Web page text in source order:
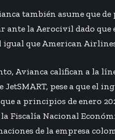
también asume que
ante la Aerocivil dado que
igual que American
Avianca califican a la
pese a que el
a principios de enero
Fiscalía Nacional
de la empresa